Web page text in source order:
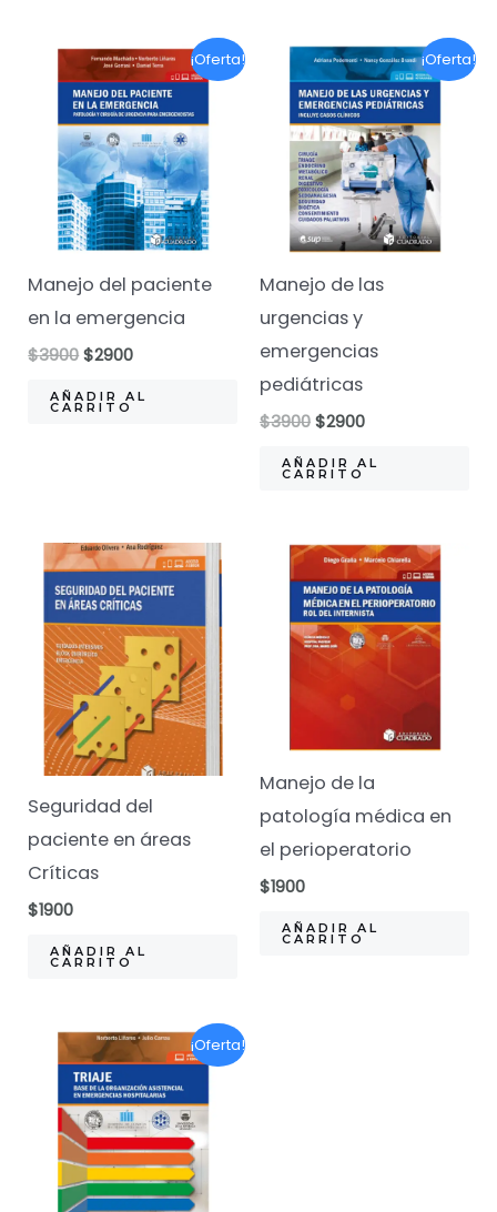
¡Oferta!
Manejo del paciente
en la emergencia
$3900El
original
era:
$2900El
actual
AÑADIR AL
CARRITO
¡Oferta!
Manejo de las
urgencias y
emergencias
pediátricas
$3900El
original
era:
$2900El
actual
AÑADIR AL
CARRITO
Seguridad del
paciente en áreas
Críticas
$1900
AÑADIR AL
CARRITO
Manejo de la
patología médica en
el perioperatorio
$1900
AÑADIR AL
CARRITO
¡Oferta!